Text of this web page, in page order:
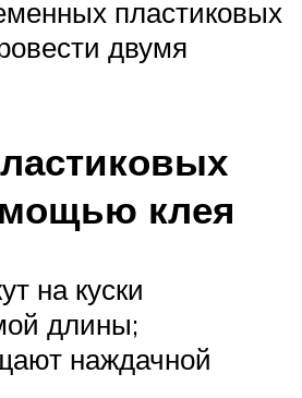
пластиковых
двумя
клея
на куски
длины;
наждачной